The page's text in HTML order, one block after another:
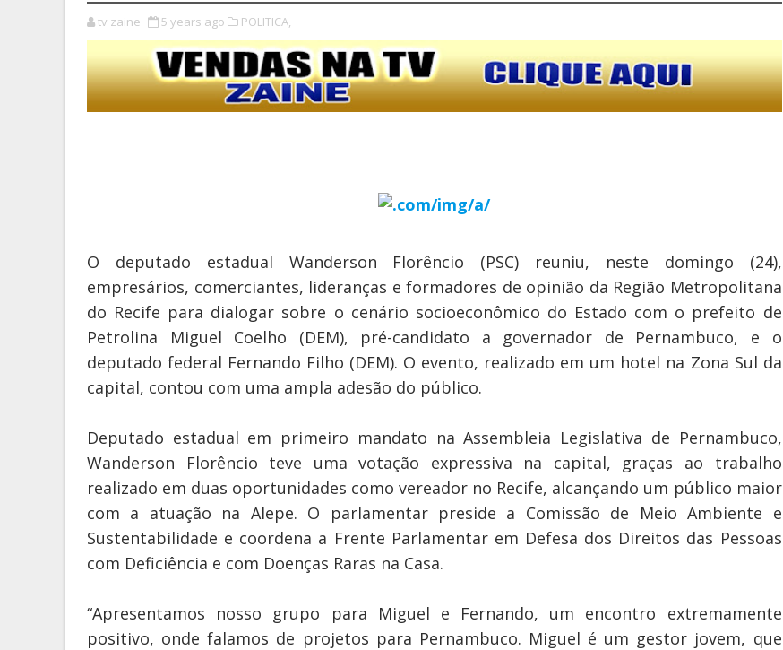
tv zaine 5 years ago POLITICA,
O deputado estadual Wanderson Florêncio (PSC) reuniu, neste domingo (24),
empresários, comerciantes, lideranças e formadores de opinião da Região Metropolitana
do Recife para dialogar sobre o cenário socioeconômico do Estado com o prefeito de
Petrolina Miguel Coelho (DEM), pré-candidato a governador de Pernambuco, e o
deputado federal Fernando Filho (DEM). O evento, realizado em um hotel na Zona Sul da
capital, contou com uma ampla adesão do público.
Deputado estadual em primeiro mandato na Assembleia Legislativa de Pernambuco,
Wanderson Florêncio teve uma votação expressiva na capital, graças ao trabalho
realizado em duas oportunidades como vereador no Recife, alcançando um público maior
com a atuação na Alepe. O parlamentar preside a Comissão de Meio Ambiente e
Sustentabilidade e coordena a Frente Parlamentar em Defesa dos Direitos das Pessoas
com Deficiência e com Doenças Raras na Casa.
“Apresentamos nosso grupo para Miguel e Fernando, um encontro extremamente
positivo, onde falamos de projetos para Pernambuco. Miguel é um gestor jovem, que